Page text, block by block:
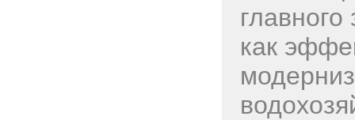
как